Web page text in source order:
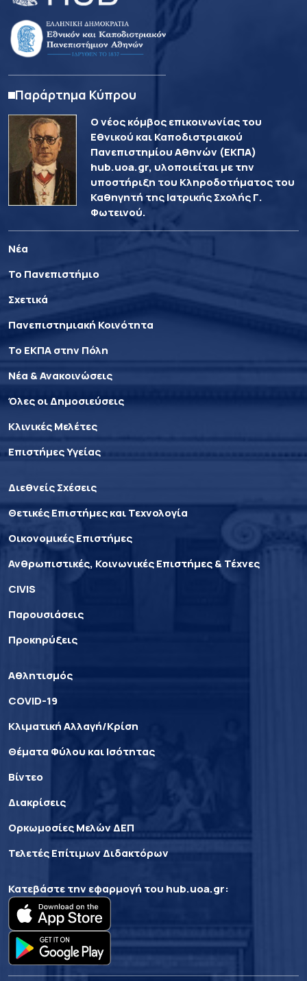
Παράρτημα Κύπρου
Ο νέος κόμβος επικοινωνίας του
Εθνικού και Καποδιστριακού
Πανεπιστημίου Αθηνών (ΕΚΠΑ)
hub.uoa.gr, υλοποιείται με την
υποστήριξη του Κληροδοτήματος του
Καθηγητή της Ιατρικής Σχολής Γ.
Φωτεινού.
Νέα
Το Πανεπιστήμιο
Σχετικά
Πανεπιστημιακή Κοινότητα
Το ΕΚΠΑ στην Πόλη
Νέα & Ανακοινώσεις
Όλες οι Δημοσιεύσεις
Κλινικές Μελέτες
Επιστήμες Υγείας
Διεθνείς Σχέσεις
Θετικές Επιστήμες και Τεχνολογία
Οικονομικές Επιστήμες
Ανθρωπιστικές, Κοινωνικές Επιστήμες & Τέχνες
CIVIS
Παρουσιάσεις
Προκηρύξεις
Αθλητισμός
COVID-19
Κλιματική Αλλαγή/Κρίση
Θέματα Φύλου και Ισότητας
Βίντεο
Διακρίσεις
Ορκωμοσίες Μελών ΔΕΠ
Τελετές Επίτιμων Διδακτόρων
Κατεβάστε την εφαρμογή του hub.uoa.gr: